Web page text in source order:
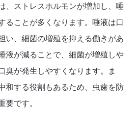
、ストレスホルモンが増加し、唾
ることが多くなります。唾液は口
い、細菌の増殖を抑える働きがあ
液が減ることで、細菌が増殖しや
臭が発生しやすくなります。ま
和する役割もあるため、虫歯を防
要です。